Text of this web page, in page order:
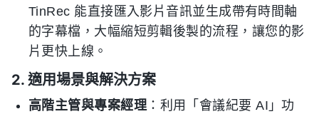
TinRec 能直接匯入影片音訊並生成帶有時間軸
的字幕檔，大幅縮短剪輯後製的流程，讓您的影
片更快上線。
2. 適用場景與解決方案
高階主管與專案經理：利用「會議紀要 AI」功